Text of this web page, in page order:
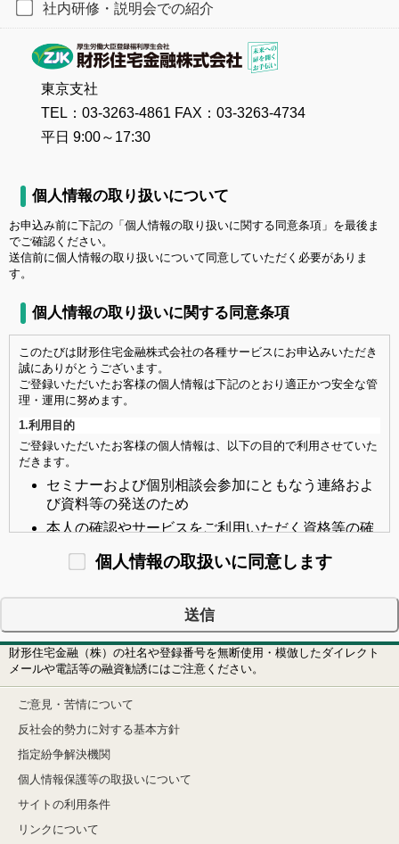
社内研修・説明会での紹介
東京支社
TEL：03-3263-4861 FAX：03-3263-4734
平日 9:00～17:30
個人情報の取り扱いについて
お申込み前に下記の「個人情報の取り扱いに関する同意条項」を最後ま
でご確認ください。
送信前に個人情報の取り扱いについて同意していただく必要がありま
す。
個人情報の取り扱いに関する同意条項
このたびは財形住宅金融株式会社の各種サービスにお申込みいただき
誠にありがとうございます。
ご登録いただいたお客様の個人情報は下記のとおり適正かつ安全な管
理・運用に努めます。
1.利用目的
ご登録いただいたお客様の個人情報は、以下の目的で利用させていた
だきます。
セミナーおよび個別相談会参加にともなう連絡およ
び資料等の発送のため
本人の確認やサービスをご利用いただく資格等の確
市場調査ならびにデータ分析やアンケートの実施等
弊社が取り扱う商品・サービス等に関する情報提供
および営業活動のため
その他サービスを適切かつ円滑に履行するため
ご登録いただいたお客様の個人情報は「個人情報の保護に関する法律
三者へ開示または提供はいたしません。
3.個人情報の開示・削除・訂正等の請求
弊社に対して自己に関する個人情報を必要により開示請求することが
できます。
また、保有する個人情報に誤りや変更があった場合は訂正、追加、削
除、対応停止等を請求することができます。
個人情報の取扱いに同意します
財形住宅金融（株）の社名や登録番号を無断使用・模倣したダイレクト
メールや電話等の融資勧誘にはご注意ください。
ご意見・苦情について
反社会的勢力に対する基本方針
指定紛争解決機関
個人情報保護等の取扱いについて
サイトの利用条件
リンクについて